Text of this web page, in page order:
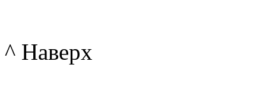
^ Наверх